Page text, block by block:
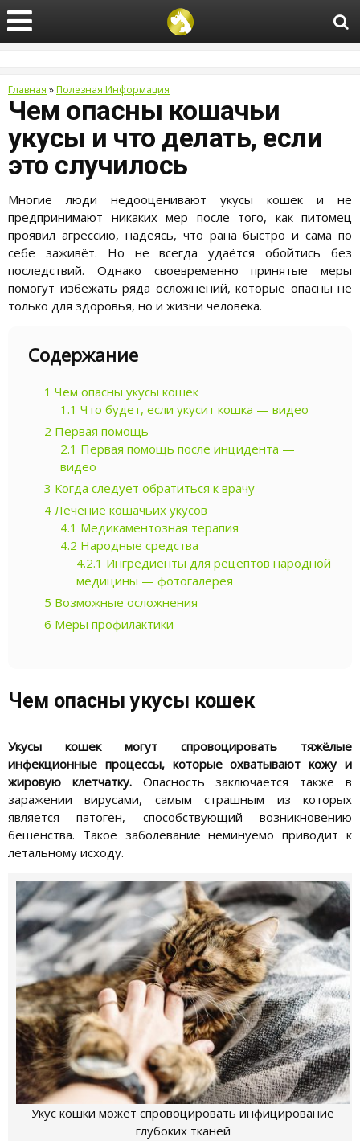
Главная »Полезная Информация
Чем опасны кошачьи
укусы и что делать, если
это случилось
Многие люди недооценивают укусы кошек и не
предпринимают никаких мер после того, как питомец
проявил агрессию, надеясь, что рана быстро и сама по
себе заживёт. Но не всегда удаётся обойтись без
последствий. Однако своевременно принятые меры
помогут избежать ряда осложнений, которые опасны не
только для здоровья, но и жизни человека.
Содержание
1 Чем опасны укусы кошек
1.1 Что будет, если укусит кошка — видео
2 Первая помощь
2.1 Первая помощь после инцидента —
видео
3 Когда следует обратиться к врачу
4 Лечение кошачьих укусов
4.1 Медикаментозная терапия
4.2 Народные средства
4.2.1 Ингредиенты для рецептов народной
медицины — фотогалерея
5 Возможные осложнения
6 Меры профилактики
Чем опасны укусы кошек
Укусы кошек могут спровоцировать тяжёлые
инфекционные процессы, которые охватывают кожу и
жировую клетчатку.Опасность заключается также в
заражении вирусами, самым страшным из которых
является патоген, способствующий возникновению
бешенства. Такое заболевание неминуемо приводит к
летальному исходу.
Укус кошки может спровоцировать инфицирование
глубоких тканей